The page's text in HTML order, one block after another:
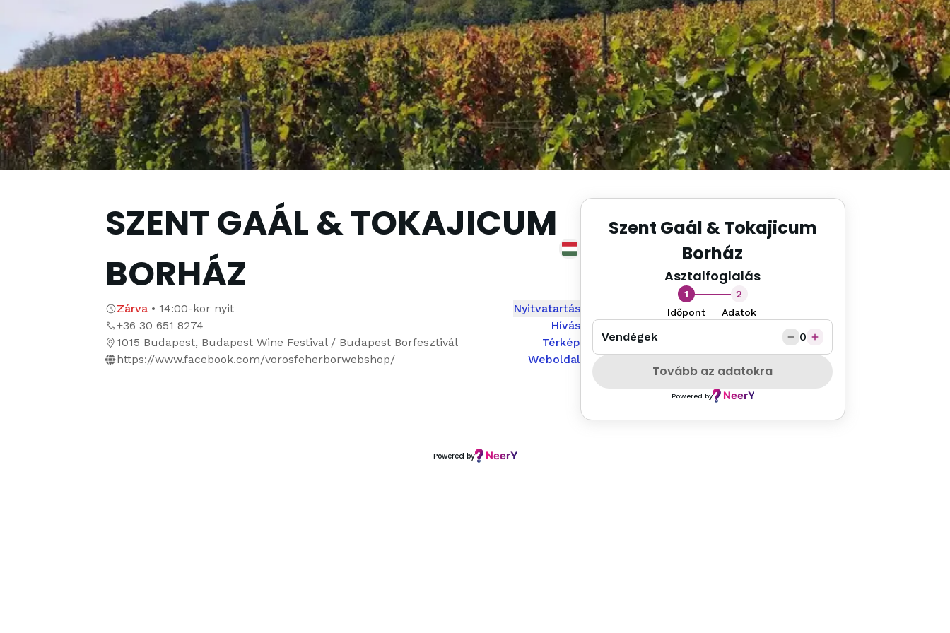
SZENT GAÁL & TOKAJICUM
BORHÁZ
Zárva• 14:00-kor nyit
Nyitvatartás
+36 30 651 8274
Hívás
1015 Budapest, Budapest Wine Festival / Budapest Borfesztivál
Térkép
https://www.facebook.com/vorosfeherborwebshop/
Weboldal
Szent Gaál & Tokajicum
Borház
Asztalfoglalás
1
Időpont
2
Adatok
Vendégek 0
Tovább az adatokra
Powered by
Powered by